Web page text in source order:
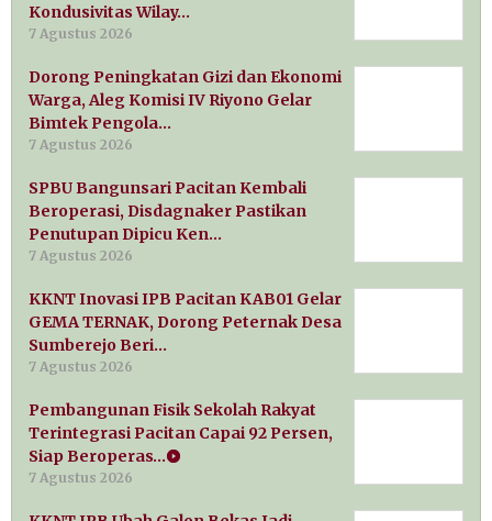
Kondusivitas Wilay…
7 Agustus 2026
Dorong Peningkatan Gizi dan Ekonomi
Warga, Aleg Komisi IV Riyono Gelar
Bimtek Pengola…
7 Agustus 2026
SPBU Bangunsari Pacitan Kembali
Beroperasi, Disdagnaker Pastikan
Penutupan Dipicu Ken…
7 Agustus 2026
KKNT Inovasi IPB Pacitan KAB01 Gelar
GEMA TERNAK, Dorong Peternak Desa
Sumberejo Beri…
7 Agustus 2026
Pembangunan Fisik Sekolah Rakyat
Terintegrasi Pacitan Capai 92 Persen,
Siap Beroperas…
7 Agustus 2026